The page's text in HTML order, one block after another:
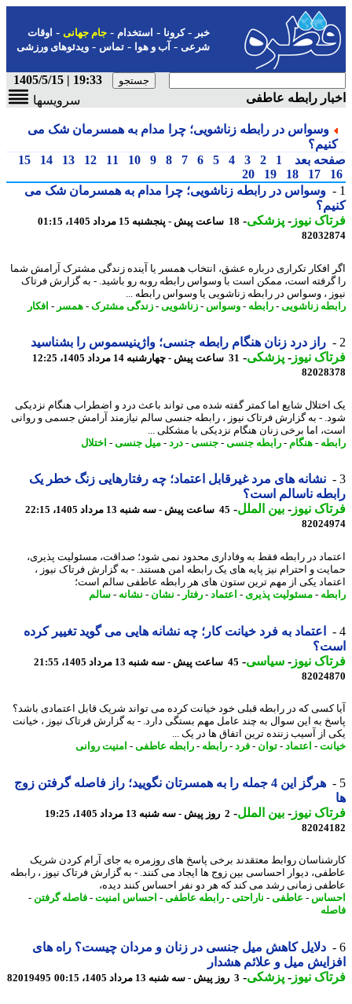
-کرونا-استخدام- جام جهانی-اوقات
شرعی-آب و هوا-تماس-ویدئوهای ورزشی
19:33 | 1405/5/15
رابطه عاطفی
سرویسها
وسواس در رابطه زناشویی؛ چرا مدام به همسرمان شک می
بعد
1
2
3
4
5
6
7
8
9
10
11
12
13
14
15
17
18
19
20
وسواس در رابطه زناشویی؛ چرا مدام به همسرمان شک می
نیوز-پزشکی-18 ساعت پیش - پنجشنبه 15 مرداد 1405، 01:15
افکار تکراری درباره عشق، انتخاب همسر یا آینده زندگی مشترک آرامش شما
است، ممکن است با وسواس رابطه روبه رو باشید. - به گزارش فرتاک
، وسواس در رابطه زناشویی یا وسواس رابطه ...
زناشویی-رابطه -وسواس-زناشویی-زندگی مشترک- همسر-افکار
راز درد زنان هنگام رابطه جنسی؛ واژینیسموس را بشناسید
نیوز-پزشکی-31 ساعت پیش - چهارشنبه 14 مرداد 1405، 12:25
شایع اما کمتر گفته شده می تواند باعث درد و اضطراب هنگام نزدیکی
- به گزارش فرتاک نیوز ، رابطه جنسی سالم نیازمند آرامش جسمی و روانی
اما برخی زنان هنگام نزدیکی با مشکلی ...
-هنگام-رابطه جنسی-جنسی-درد-میل جنسی-اختلال
نشانه های مرد غیرقابل اعتماد؛ چه رفتارهایی زنگ خطر یک
ناسالم است؟
نیوز-بین الملل-45 ساعت پیش - سه شنبه 13 مرداد 1405، 22:15
در رابطه فقط به وفاداری محدود نمی شود؛ صداقت، مسئولیت پذیری،
و احترام نیز پایه های یک رابطه امن هستند. - به گزارش فرتاک نیوز ،
یکی از مهم ترین ستون های هر رابطه عاطفی سالم است؛
-مسئولیت پذیری- اعتماد-رفتار -نشان-نشانه-سالم
اعتماد به فرد خیانت کار؛ چه نشانه هایی می گوید تغییر کرده
نیوز-سیاسی-45 ساعت پیش - سه شنبه 13 مرداد 1405، 21:55
کسی که در رابطه قبلی خود خیانت کرده می تواند شریک قابل اعتمادی باشد؟
به این سوال به چند عامل مهم بستگی دارد. - به گزارش فرتاک نیوز ، خیانت
از آسیب زننده ترین اتفاق ها در یک ...
-اعتماد-توان- فرد-رابطه -رابطه عاطفی-امنیت روانی
هرگز این 4 جمله را به همسرتان نگویید؛ راز فاصله گرفتن زوج
نیوز-بین الملل-2 روز پیش - سه شنبه 13 مرداد 1405، 19:25
روابط معتقدند برخی پاسخ های روزمره به جای آرام کردن شریک
دیوار احساسی بین زوج ها ایجاد می کنند. - به گزارش فرتاک نیوز ، رابطه
زمانی رشد می کند که هر دو نفر احساس کنند دیده،
-عاطفی-ناراحتی -رابطه عاطفی-احساس امنیت-فاصله گرفتن -
دلایل کاهش میل جنسی در زنان و مردان چیست؟ راه های
میل و علائم هشدار
نیوز-پزشکی-3 روز پیش - سه شنبه 13 مرداد 1405، 00:15 82019495